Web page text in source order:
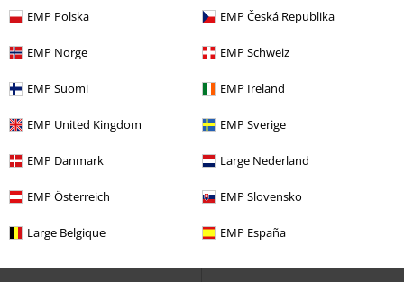
EMP Polska EMP Česká Republika
EMP Norge EMP Schweiz
EMP Suomi EMP Ireland
EMP United Kingdom EMP Sverige
EMP Danmark Large Nederland
EMP Österreich EMP Slovensko
Large Belgique EMP España
%
Kč 1.089,00
Luigi badge
Mikina s kapucí
% Téměř vyprodáno
Kč 1.631,00
Jigglypuff Pokémon